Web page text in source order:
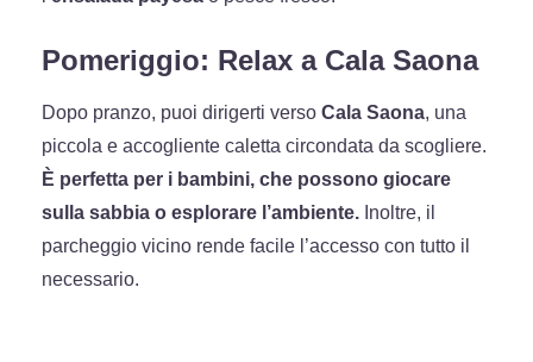
Pomeriggio: Relax a Cala Saona
Dopo pranzo, puoi dirigerti verso Cala Saona, una
piccola e accogliente caletta circondata da scogliere.
È perfetta per i bambini, che possono giocare
sulla sabbia o esplorare l’ambiente. Inoltre, il
parcheggio vicino rende facile l’accesso con tutto il
necessario.